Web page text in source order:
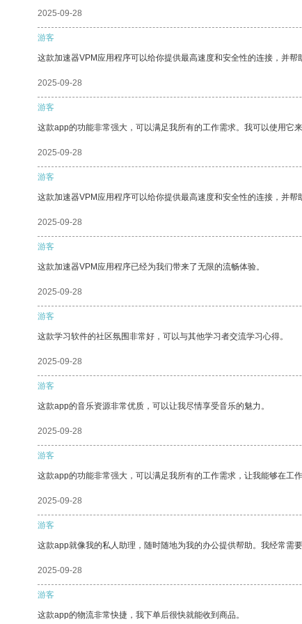
2025-09-28
游客
这款加速器VPM应用程序可以给你提供最高速度和安全性的连接，并帮
2025-09-28
游客
这款app的功能非常强大，可以满足我所有的工作需求。我可以使用它
2025-09-28
游客
这款加速器VPM应用程序可以给你提供最高速度和安全性的连接，并帮
2025-09-28
游客
这款加速器VPM应用程序已经为我们带来了无限的流畅体验。
2025-09-28
游客
这款学习软件的社区氛围非常好，可以与其他学习者交流学习心得。
2025-09-28
游客
这款app的音乐资源非常优质，可以让我尽情享受音乐的魅力。
2025-09-28
游客
这款app的功能非常强大，可以满足我所有的工作需求，让我能够在工作
2025-09-28
游客
这款app就像我的私人助理，随时随地为我的办公提供帮助。我经常需
2025-09-28
游客
这款app的物流非常快捷，我下单后很快就能收到商品。